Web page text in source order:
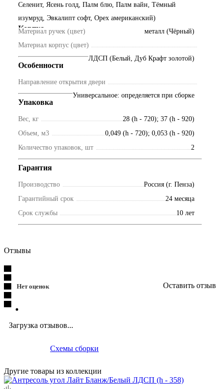
Селенит, Ясень голд, Палм блю, Палм вайн, Тёмный
изумруд, Эвкалипт софт, Орех американский)
Материал ручек (цвет)
металл (Чёрный)
Корпус
Материал корпус (цвет)
ЛДСП (Белый, Дуб Крафт золотой)
Особенности
Направление открытия двери
Универсальное: определяется при сборке
Упаковка
Вес, кг
28 (h - 720); 37 (h - 920)
Объем, м3
0,049 (h - 720); 0,053 (h - 920)
Количество упаковок, шт
2
Гарантия
Производство
Россия (г. Пенза)
Гарантийный срок
24 месяца
Срок службы
10 лет
Отзывы
Нет оценок Оставить отзыв
Загрузка отзывов...
Схемы сборки
Другие товары из коллекции